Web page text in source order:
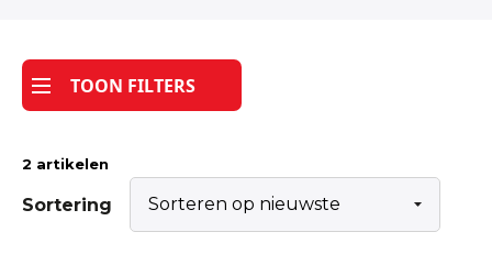
Tijdpakker stof
TOON FILTERS
2 artikelen
Sortering